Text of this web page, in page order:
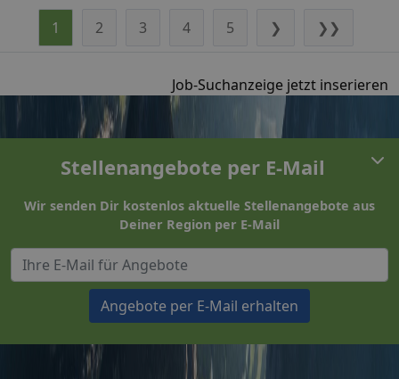
1 2 3 4 5 ❯ ❯❯
Job-Suchanzeige jetzt inserieren
Stellenangebote per E-Mail
Wir senden Dir kostenlos aktuelle Stellenangebote aus
Deiner Region per E-Mail
Angebote per E-Mail erhalten